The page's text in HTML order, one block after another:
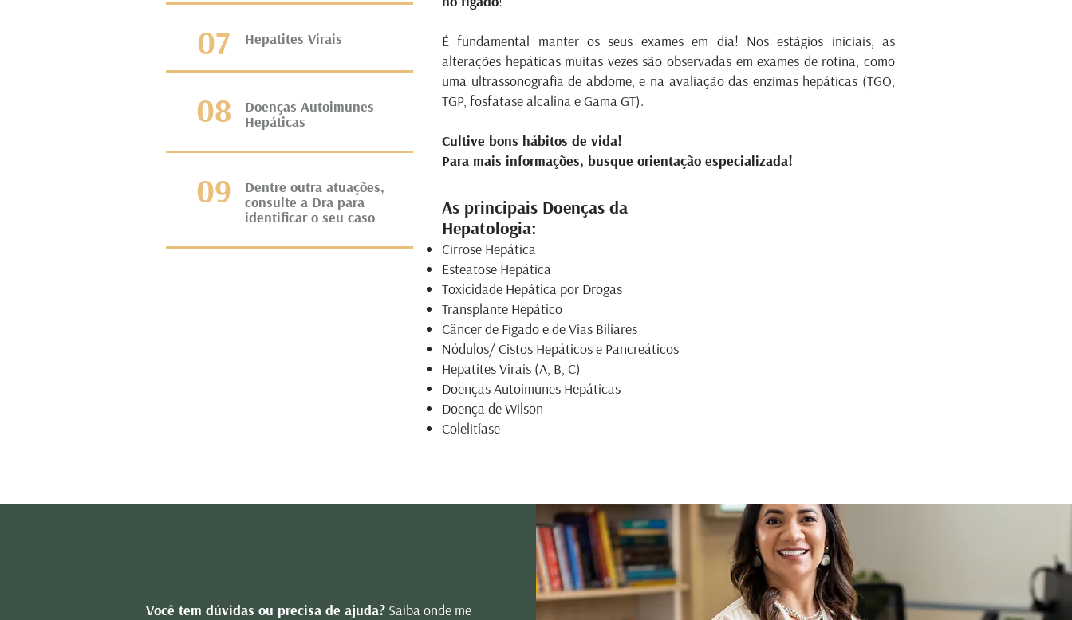
07 Hepatites Virais
08
Doenças Autoimunes
Hepáticas
09
Dentre outra atuações,
consulte a Dra para
identificar o seu caso
É fundamental manter os seus exames em dia! Nos estágios iniciais, as
alterações hepáticas muitas vezes são observadas em exames de rotina, como
uma ultrassonografia de abdome, e na avaliação das enzimas hepáticas (TGO,
TGP, fosfatase alcalina e Gama GT).⠀ ⠀
Cultive bons hábitos de vida!
Para mais informações, busque orientação especializada!
As principais Doenças da
Hepatologia:
Cirrose Hepática
Esteatose Hepática
Toxicidade Hepática por Drogas
Transplante Hepático
Câncer de Fígado e de Vias Biliares
Nódulos/ Cistos Hepáticos e Pancreáticos
Hepatites Virais (A, B, C)
Doenças Autoimunes Hepáticas
Doença de Wilson
Colelitíase
Você tem dúvidas ou precisa de ajuda? Saiba onde me